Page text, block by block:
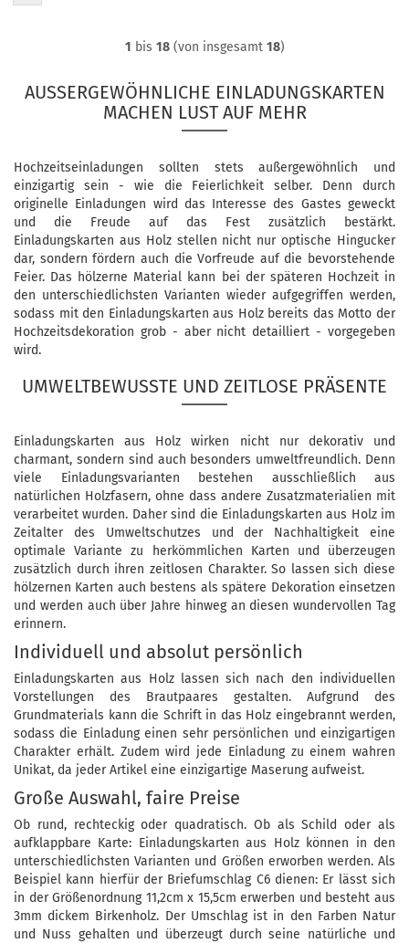
1 bis 18(von insgesamt 18)
AUSSERGEWÖHNLICHE EINLADUNGSKARTEN M
ACHEN LUST AUF MEHR
Hochzeitseinladungen sollten stets außergewöhnlich und
einzigartig sein - wie die Feierlichkeit selber. Denn durch
originelle Einladungen wird das Interesse des Gastes geweckt
und die Freude auf das Fest zusätzlich bestärkt.
Einladungskarten aus Holz stellen nicht nur optische Hingucker
dar, sondern fördern auch die Vorfreude auf die bevorstehende
Feier. Das hölzerne Material kann bei der späteren Hochzeit in
den unterschiedlichsten Varianten wieder aufgegriffen werden,
sodass mit den Einladungskarten aus Holz bereits das Motto der
Hochzeitsdekoration grob - aber nicht detailliert - vorgegeben
wird.
UMWELTBEWUSSTE UND ZEITLOSE PRÄSENTE
Einladungskarten aus Holz wirken nicht nur dekorativ und
charmant, sondern sind auch besonders umweltfreundlich. Denn
viele Einladungsvarianten bestehen ausschließlich aus
natürlichen Holzfasern, ohne dass andere Zusatzmaterialien mit
verarbeitet wurden. Daher sind die Einladungskarten aus Holz im
Zeitalter des Umweltschutzes und der Nachhaltigkeit eine
optimale Variante zu herkömmlichen Karten und überzeugen
zusätzlich durch ihren zeitlosen Charakter. So lassen sich diese
hölzernen Karten auch bestens als spätere Dekoration einsetzen
und werden auch über Jahre hinweg an diesen wundervollen Tag
erinnern.
Individuell und absolut persönlich
Einladungskarten aus Holz lassen sich nach den individuellen
Vorstellungen des Brautpaares gestalten. Aufgrund des
Grundmaterials kann die Schrift in das Holz eingebrannt werden,
sodass die Einladung einen sehr persönlichen und einzigartigen
Charakter erhält. Zudem wird jede Einladung zu einem wahren
Unikat, da jeder Artikel eine einzigartige Maserung aufweist.
Große Auswahl, faire Preise
Ob rund, rechteckig oder quadratisch. Ob als Schild oder als
aufklappbare Karte: Einladungskarten aus Holz können in den
unterschiedlichsten Varianten und Größen erworben werden. Als
Beispiel kann hierfür der Briefumschlag C6 dienen: Er lässt sich
in der Größenordnung 11,2cm x 15,5cm erwerben und besteht aus
3mm dickem Birkenholz. Der Umschlag ist in den Farben Natur
und Nuss gehalten und überzeugt durch seine natürliche und